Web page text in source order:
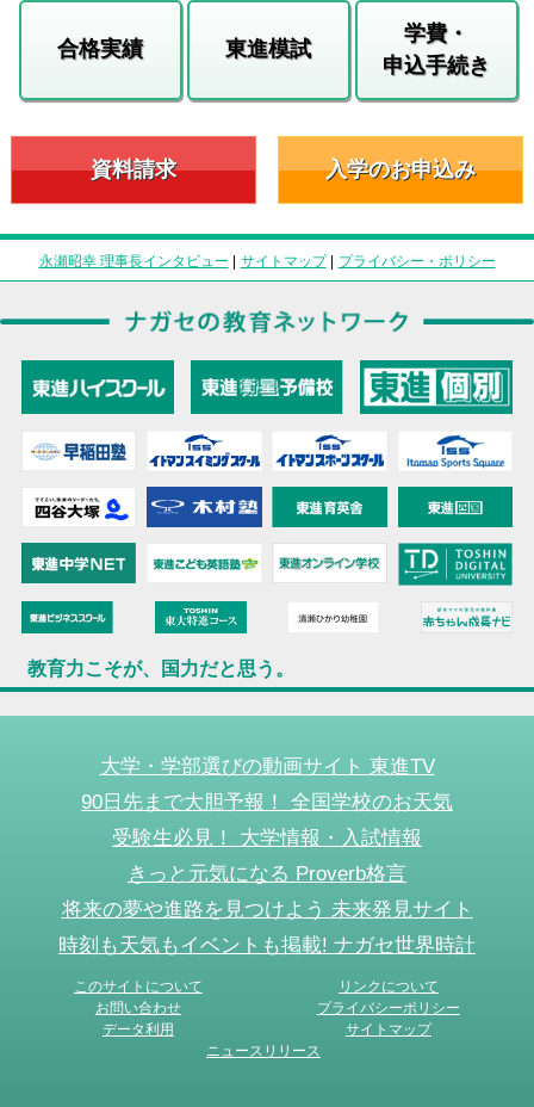
合格実績 東進模試
学費・
申込手続き
資料請求 入学のお申込み
永瀬昭幸 理事長インタビュー | サイトマップ| プライバシー・ポリシー
教育力こそが、国力だと思う。
大学・学部選びの動画サイト 東進TV
90日先まで大胆予報！ 全国学校のお天気
受験生必見！ 大学情報・入試情報
きっと元気になる Proverb格言
将来の夢や進路を見つけよう 未来発見サイト
時刻も天気もイベントも掲載! ナガセ世界時計
このサイトについて
リンクについて
お問い合わせ
プライバシーポリシー
データ利用
サイトマップ
ニュースリリース